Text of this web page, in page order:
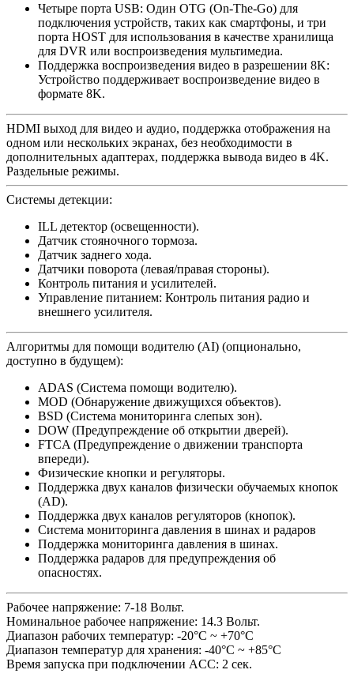
Четыре порта USB: Один OTG (On-The-Go) для
подключения устройств, таких как смартфоны, и три
порта HOST для использования в качестве хранилища
для DVR или воспроизведения мультимедиа.
Поддержка воспроизведения видео в разрешении 8K:
Устройство поддерживает воспроизведение видео в
формате 8K. ​
HDMI выход для видео и аудио, поддержка отображения на
одном или нескольких экранах, без необходимости в
дополнительных адаптерах, поддержка вывода видео в 4K.
Раздельные режимы.
Системы детекции:
ILL детектор (освещенности).
Датчик стояночного тормоза.
Датчик заднего хода.
Датчики поворота (левая/правая стороны).
Контроль питания и усилителей.
Управление питанием: Контроль питания радио и
внешнего усилителя.​
Алгоритмы для помощи водителю (AI) (опционально,
доступно в будущем):
ADAS (Система помощи водителю).
MOD (Обнаружение движущихся объектов).
BSD (Система мониторинга слепых зон).
DOW (Предупреждение об открытии дверей).
FTCA (Предупреждение о движении транспорта
впереди).
Физические кнопки и регуляторы.
Поддержка двух каналов физически обучаемых кнопок
(AD).
Поддержка двух каналов регуляторов (кнопок).
Система мониторинга давления в шинах и радаров
Поддержка мониторинга давления в шинах.
Поддержка радаров для предупреждения об
опасностях. ​
Рабочее напряжение: 7-18 Вольт.
Номинальное рабочее напряжение: 14.3 Вольт.
Диапазон рабочих температур: -20°C ~ +70°C
Диапазон температур для хранения: -40°C ~ +85°C
Время запуска при подключении ACC: 2 сек.